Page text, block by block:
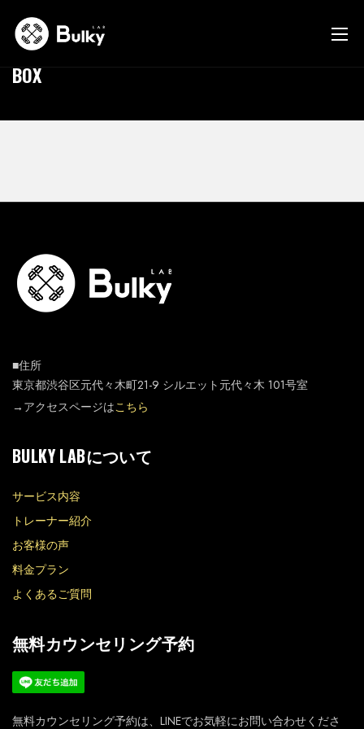
2021/12/22
BOX
■住所
東京都渋谷区元代々木町21-9 シルエット元代々木 101号室
→アクセスページはこちら
BULKY LABについて
サービス内容
トレーナー紹介
お客様の声
料金プラン
よくあるご質問
無料カウンセリング予約
無料カウンセリング予約は、LINEでお気軽にお問い合わせくださ